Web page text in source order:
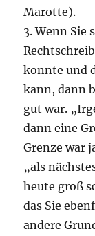
Marotte).
3. Wenn Sie
konnte und
kann, dann
gut war.
dann eine
Grenze war
„als
heute groß
das Sie
andere